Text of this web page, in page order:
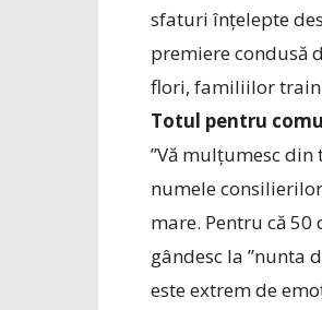
sfa­turi înțelepte
premiere condusă
flori, familiilor
Totul pentru
”Vă mulțumesc
numele
mare. Pentru că
gândesc la ”nunta
este extrem de